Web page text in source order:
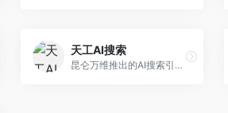
天工AI搜索
昆仑万维推出的AI搜索引擎，整合大模型与搜索能力。面向普通用户，提供智能问答、深度搜索、内容整理等服务，中文搜索体验好。